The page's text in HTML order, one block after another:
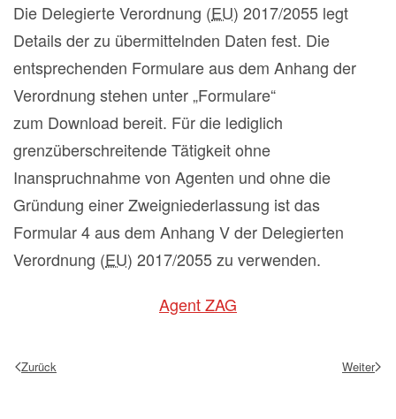
Die Delegierte Verordnung (EU) 2017/2055 legt
Details der zu übermittelnden Daten fest. Die
entsprechenden Formulare aus dem Anhang der
Verordnung stehen unter „Formulare“
zum Download bereit. Für die lediglich
grenzüberschreitende Tätigkeit ohne
Inanspruchnahme von Agenten und ohne die
Gründung einer Zweigniederlassung ist das
Formular 4 aus dem Anhang V der Delegierten
Verordnung (EU) 2017/2055 zu verwenden.
Agent ZAG
Zurück Weiter